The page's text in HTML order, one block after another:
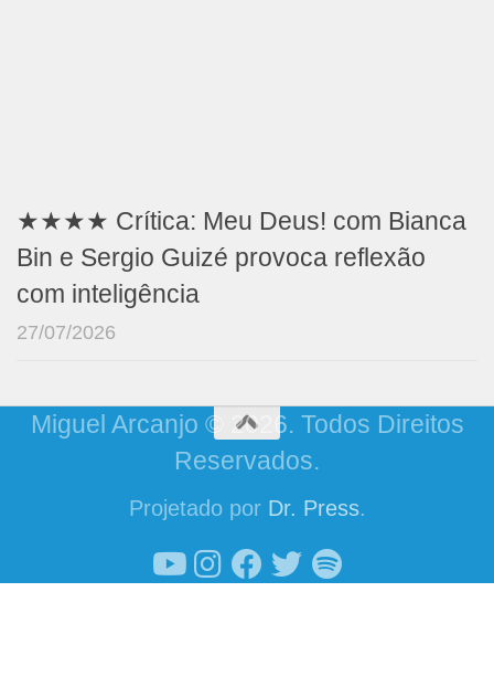
★★★★ Crítica: Meu Deus! com Bianca
Bin e Sergio Guizé provoca reflexão
com inteligência
27/07/2026
Miguel Arcanjo © 2026. Todos Direitos
Reservados.
Projetado por Dr. Press.